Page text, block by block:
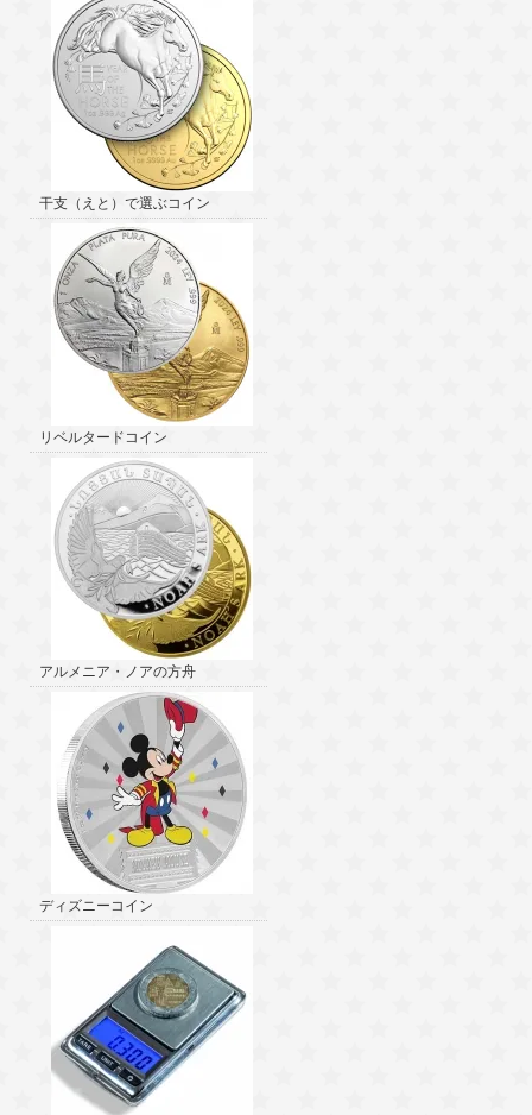
干支（えと）で選ぶコイン
リベルタードコイン
アルメニア・ノアの方舟
ディズニーコイン